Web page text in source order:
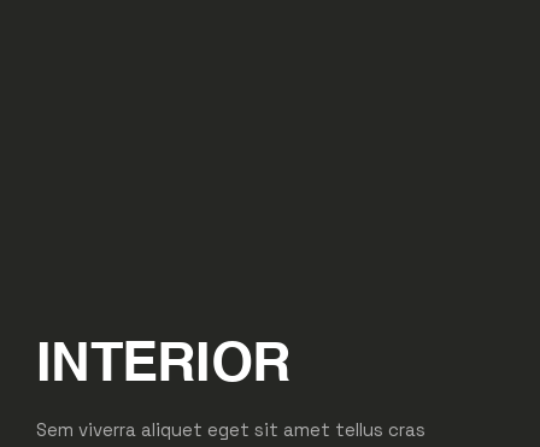
INTERIOR
Sem viverra aliquet eget sit amet tellus cras